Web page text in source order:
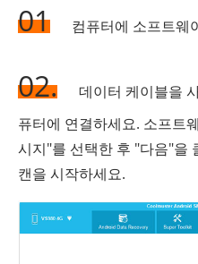
01 컴퓨터에 소프트웨
02.
데이터 케이블을
퓨터에 연결하세요. 소프트
시지"를 선택한 후 "다음"을
캔을 시작하세요.